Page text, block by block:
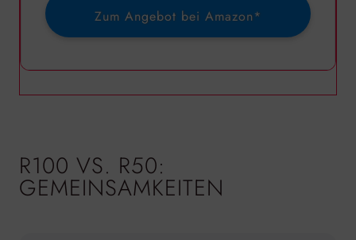
Zum Angebot bei Amazon*
R100 VS. R50:
GEMEINSAMKEITEN